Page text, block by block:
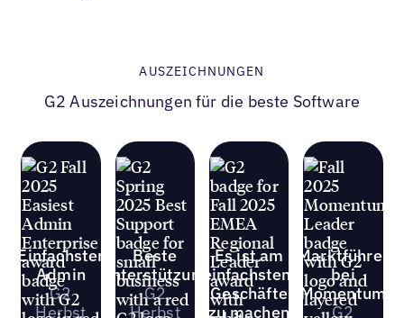
AUSZEICHNUNGEN
G2 Auszeichnungen für die beste Software
Einfachster
Admin
G2
Herbst
Beste
Unterstützung
G2
Herbst
Es ist am
einfachsten,
Geschäfte
zu machen
Marktführer
bei
Momentum
G2